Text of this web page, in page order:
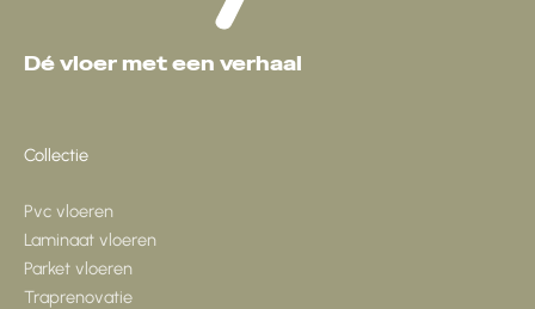
Dé vloer met een verhaal
Collectie
Pvc vloeren
Laminaat vloeren
Parket vloeren
Traprenovatie